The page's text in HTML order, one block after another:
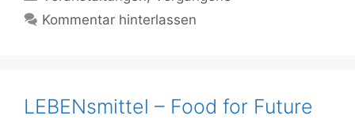
Kommentar hinterlassen
LEBENsmittel – Food for Future